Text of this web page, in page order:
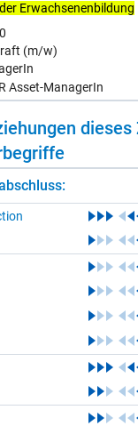
Erwachsenenbildung
(m/w)
Asset-ManagerIn